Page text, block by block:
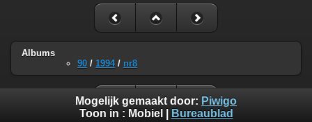
Albums
90 / 1994/ nr8
Mogelijk gemaakt door: Piwigo
Toon in : Mobiel Bureaublad